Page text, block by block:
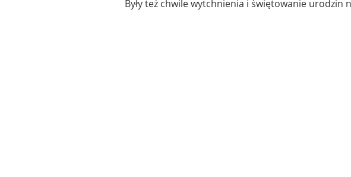
Były też chwile wytchnienia i świętowanie urodzin